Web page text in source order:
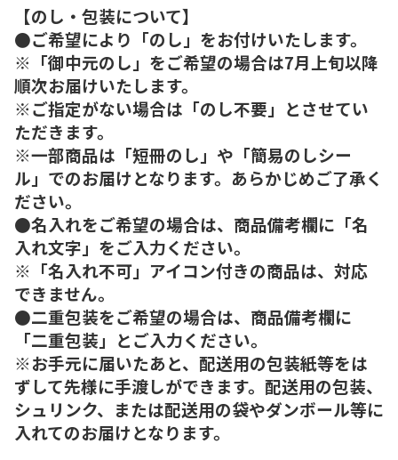
【のし・包装について】
●ご希望により「のし」をお付けいたします。
※「御中元のし」をご希望の場合は7月上旬以降
順次お届けいたします。
※ご指定がない場合は「のし不要」とさせてい
ただきます。
※一部商品は「短冊のし」や「簡易のしシー
ル」でのお届けとなります。あらかじめご了承く
ださい。
●名入れをご希望の場合は、商品備考欄に「名
入れ文字」をご入力ください。
※「名入れ不可」アイコン付きの商品は、対応
できません。
●二重包装をご希望の場合は、商品備考欄に
「二重包装」とご入力ください。
※お手元に届いたあと、配送用の包装紙等をは
ずして先様に手渡しができます。配送用の包装、
シュリンク、または配送用の袋やダンボール等に
入れてのお届けとなります。